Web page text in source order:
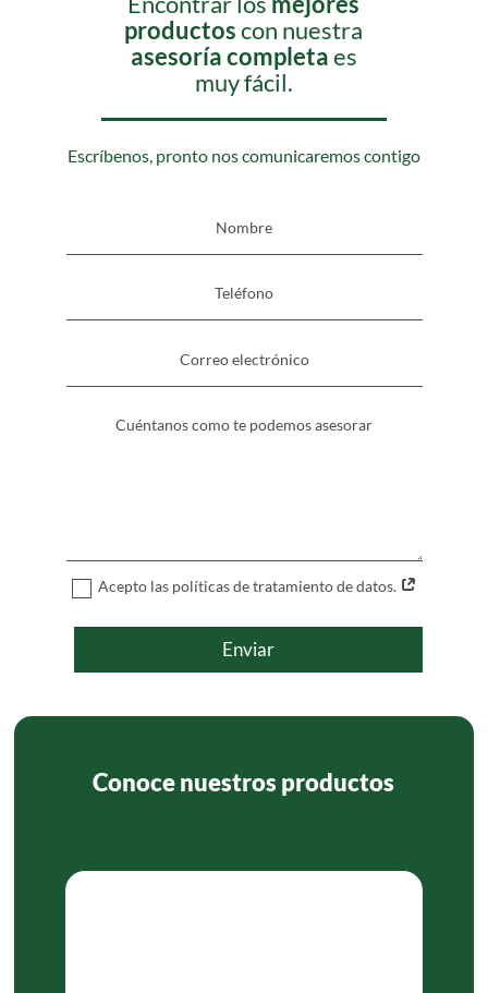
productoscon nuestra
asesoría completaes
muy fácil.
Escríbenos, pronto nos comunicaremos contigo
Acepto las políticas de tratamiento de datos.
Enviar
Conoce nuestros productos